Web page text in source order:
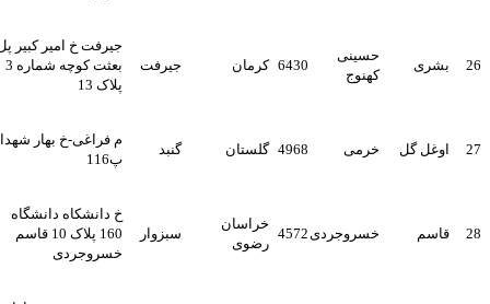
26 بشری
حسینی
کهنوج
6430 کرمان جیرفت
جیرفت خ امیر کبیر پل
بعثت کوچه شماره 3
پلاک 13
27 اوغل گل خرمی 4968 گلستان گنبد
م فراغی-خ بهار شهدا-
پ116
28 قاسم خسروجردی4572
خراسان
رضوی
سبزوار
خ دانشکاه دانشگاه
160 پلاک 10 قاسم
خسروجردی